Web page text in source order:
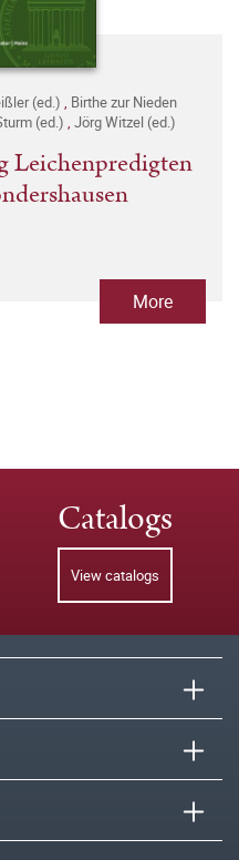
(ed.) , Birthe zur Nieden
(ed.) , Jörg Witzel (ed.)
Leichenpredigten
More
Catalogs
View catalogs